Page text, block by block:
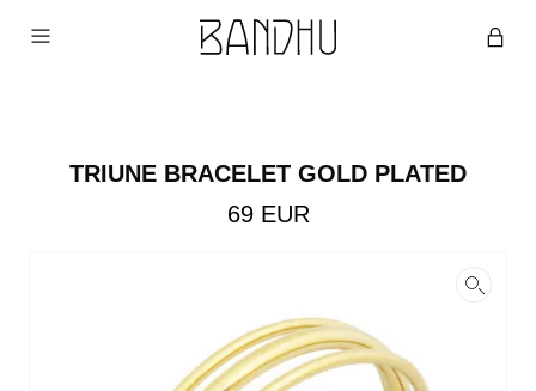
TRIUNE BRACELET GOLD PLATED
69EUR